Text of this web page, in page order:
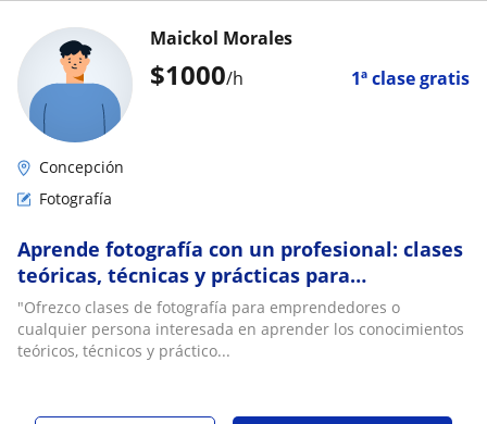
$1000/h 1ª clase gratis
Maickol Morales
Concepción
Fotografía
Aprende fotografía con un profesional: clases
teóricas, técnicas y prácticas para
emprendedores y marcas
"Ofrezco clases de fotografía para emprendedores o
cualquier persona interesada en aprender los conocimientos
teóricos, técnicos y práctico...